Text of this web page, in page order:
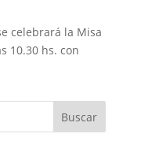
celebrará la Misa
10.30 hs. con
Buscar